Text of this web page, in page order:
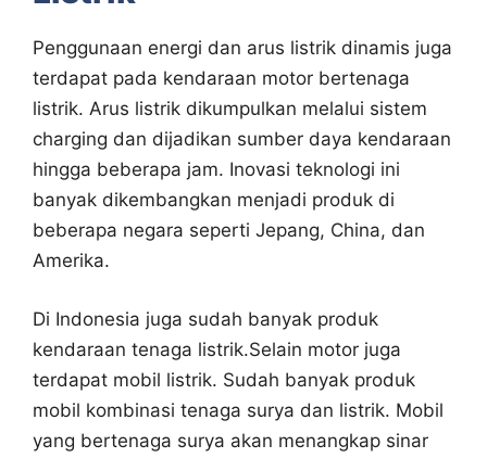
Penggunaan energi dan arus listrik dinamis juga
terdapat pada kendaraan motor bertenaga
listrik. Arus listrik dikumpulkan melalui sistem
charging dan dijadikan sumber daya kendaraan
hingga beberapa jam. Inovasi teknologi ini
banyak dikembangkan menjadi produk di
beberapa negara seperti Jepang, China, dan
Amerika.
Di Indonesia juga sudah banyak produk
kendaraan tenaga listrik.Selain motor juga
terdapat mobil listrik. Sudah banyak produk
mobil kombinasi tenaga surya dan listrik. Mobil
yang bertenaga surya akan menangkap sinar